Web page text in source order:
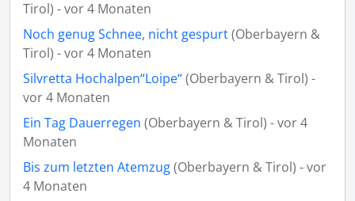
Tirol) - vor 4 Monaten
Noch genug Schnee, nicht gespurt(Oberbayern &
Tirol) - vor 4 Monaten
Silvretta Hochalpen“Loipe“(Oberbayern & Tirol) -
vor 4 Monaten
Ein Tag Dauerregen (Oberbayern & Tirol) - vor 4
Monaten
Bis zum letzten Atemzug(Oberbayern & Tirol) - vor
4 Monaten